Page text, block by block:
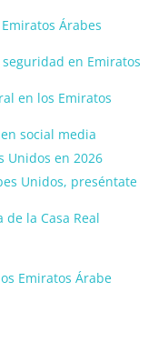
Árabes
en Emiratos
en los Emiratos
social media
Unidos en 2026
Unidos, preséntate
la Casa Real
Emiratos Árabe